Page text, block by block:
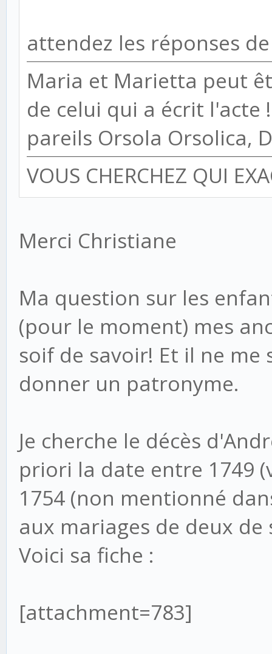
attendez les réponses
Maria et Marietta peut
de celui qui a écrit l'acte !
pareils Orsola Orsolica,
VOUS CHERCHEZ QUI
Merci Christiane
Ma question sur les
(pour le moment) mes
soif de savoir! Et il ne
donner un patronyme.
Je cherche le décès
priori la date entre 1749
1754 (non mentionné
aux mariages de deux de
Voici sa fiche :
[attachment=783]